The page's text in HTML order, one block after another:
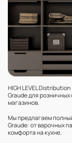
HIGH LEVEL
Graude для
магазинов.
Мы предлагаем
Graude: от варочных
комфорта на кухне.